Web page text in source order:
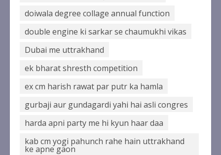
doiwala degree collage annual function
double engine ki sarkar se chaumukhi vikas
Dubai me uttrakhand
ek bharat shresth competition
ex cm harish rawat par putr ka hamla
gurbaji aur gundagardi yahi hai asli congres
harda apni party me hi kyun haar daa
kab cm yogi pahunch rahe hain uttrakhand
ke apne gaon